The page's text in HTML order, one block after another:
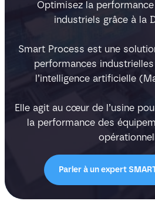
Optimisez la
industriels grâce à la
Smart Process est une
performances
l’intelligence artificielle
Elle agit au cœur de l’usine
la performance des
Parler à un expert